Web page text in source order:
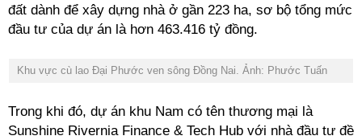
đất dành để xây dựng nhà ở gần 223 ha, sơ bộ tổng mức
đầu tư của dự án là hơn 463.416 tỷ đồng.
Khu vực cù lao Đại Phước ven sông Đồng Nai. Ảnh: Phước Tuấn
Trong khi đó, dự án khu Nam có tên thương mại là
Sunshine Rivernia Finance & Tech Hub với nhà đầu tư đề